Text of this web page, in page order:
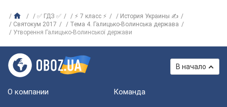
✅ ГДЗ ✅ ⚡ 7 класс ⚡
История Украины ✍
Святокум 2017
Тема 4. Галицько-Волинська держава
Утворення Галицько-Волинської держави
В начало
О компании Команда